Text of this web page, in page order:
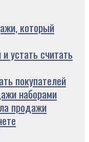
который
устать считать
покупателей
наборами
продажи